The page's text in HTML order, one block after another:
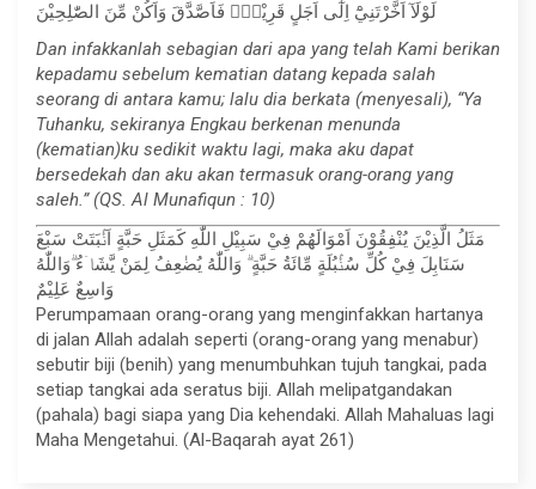
لَوْلَآ اَخَّرْتَنِيْٓ اِلٰٓى اَجَلٍ قَرِيْبٍۚ فَاَصَّدَّقَ وَاَكُنْ مِّنَ الصّٰلِحِيْنَ
Dan infakkanlah sebagian dari apa yang telah Kami berikan
kepadamu sebelum kematian datang kepada salah
seorang di antara kamu; lalu dia berkata (menyesali), “Ya
Tuhanku, sekiranya Engkau berkenan menunda
(kematian)ku sedikit waktu lagi, maka aku dapat
bersedekah dan aku akan termasuk orang-orang yang
saleh.” (QS. Al Munafiqun : 10)
مَثَلُ الَّذِيْنَ يُنْفِقُوْنَ اَمْوَالَهُمْ فِيْ سَبِيْلِ اللّٰهِ كَمَثَلِ حَبَّةٍ اَنْۢبَتَتْ سَبْعَ
سَنَابِلَ فِيْ كُلِّ سُنْۢبُلَةٍ مِّائَةُ حَبَّةٍ ۗ وَاللّٰهُ يُضٰعِفُ لِمَنْ يَّشَاۤءُ ۗوَاللّٰهُ
وَاسِعٌ عَلِيْمٌ
Perumpamaan orang-orang yang menginfakkan hartanya
di jalan Allah adalah seperti (orang-orang yang menabur)
sebutir biji (benih) yang menumbuhkan tujuh tangkai, pada
setiap tangkai ada seratus biji. Allah melipatgandakan
(pahala) bagi siapa yang Dia kehendaki. Allah Mahaluas lagi
Maha Mengetahui. (Al-Baqarah ayat 261)